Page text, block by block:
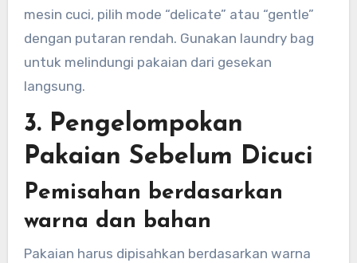
mesin cuci, pilih mode “delicate” atau “gentle”
dengan putaran rendah. Gunakan laundry bag
untuk melindungi pakaian dari gesekan
langsung.
3. Pengelompokan
Pakaian Sebelum Dicuci
Pemisahan berdasarkan
warna dan bahan
Pakaian harus dipisahkan berdasarkan warna